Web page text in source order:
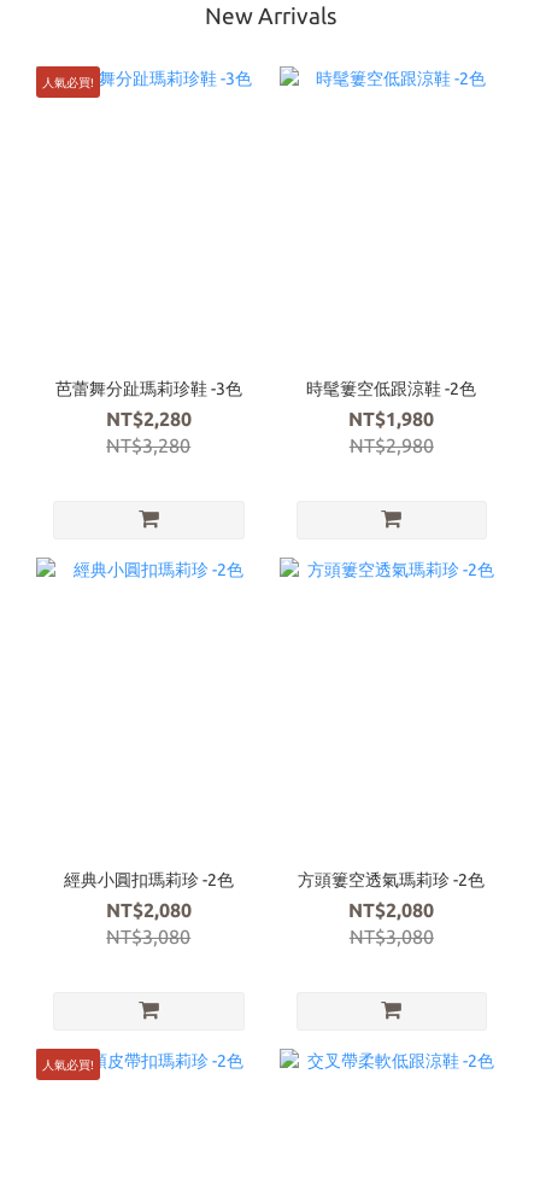
New Arrivals
人氣必買!
芭蕾舞分趾瑪莉珍鞋 -3色
NT$2,280
NT$3,280
時髦簍空低跟涼鞋 -2色
NT$1,980
NT$2,980
經典小圓扣瑪莉珍 -2色
NT$2,080
NT$3,080
方頭簍空透氣瑪莉珍 -2色
NT$2,080
NT$3,080
人氣必買!